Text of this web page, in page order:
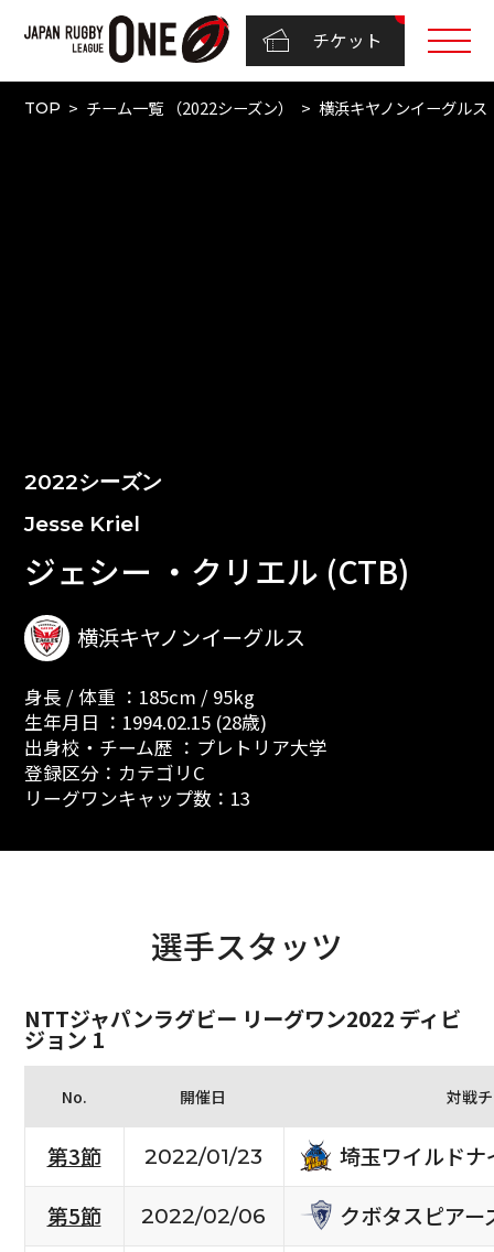
チケット
TOP チーム一覧 （2022シーズン） 横浜キヤノンイーグルス
2022シーズン
Jesse Kriel
ジェシー ・クリエル (CTB)
横浜キヤノンイーグルス
身長 / 体重 ：185cm / 95kg
生年月日 ：1994.02.15 (28歳)
出身校・チーム歴 ：プレトリア大学
登録区分：カテゴリC
リーグワンキャップ数：13
選手スタッツ
NTTジャパンラグビー リーグワン2022 ディビ
ジョン 1
No. 開催日 対戦
第3節 2022/01/23
埼玉ワイルドナ
第5節
2022/02/06
クボタスピア